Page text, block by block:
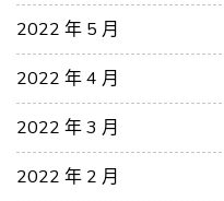
2022 年 5 月
2022 年 4 月
2022 年 3 月
2022 年 2 月